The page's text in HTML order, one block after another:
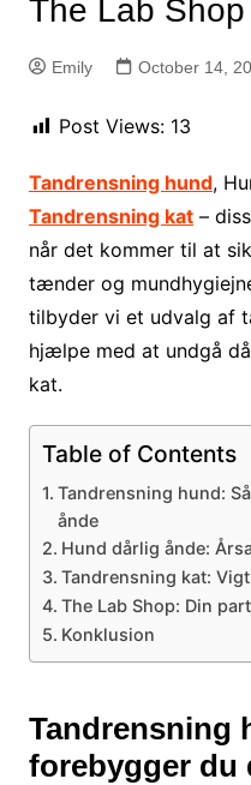
The Lab Shop
Emily October 14,
Post Views: 13
Tandrensning hund,
Tandrensning kat–
når det kommer til at
tænder og
tilbyder vi et udvalg af
hjælpe med at undgå
kat.
Table of Contents
Tandrensning hund:
ånde
Hund dårlig ånde:
Tandrensning kat:
The Lab Shop: Din
Konklusion
Tandrensning
forebygger du